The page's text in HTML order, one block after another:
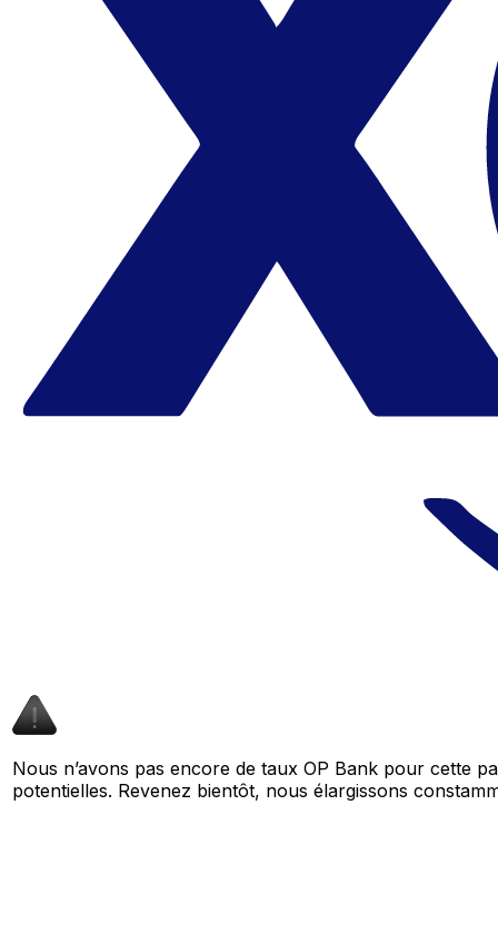
Nous n’avons pas encore de taux OP Bank pour cette
potentielles. Revenez bientôt, nous élargissons